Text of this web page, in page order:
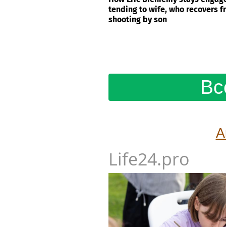
tending to wife, who recovers
shooting by son
Life24.pro